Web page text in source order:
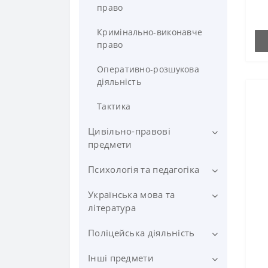
Теорія держави та права
право
Кримінально-виконавче
право
Оперативно-розшукова
діяльність
Тактика
Цивільно-правові
предмети
Інтелектуальне право
Житлове право
Психологія та педагогіка
Педагогіка
Українська мова та
література
Література
Українська мова
Поліцейська діяльність
Адміністративна діяльність
Інші предмети